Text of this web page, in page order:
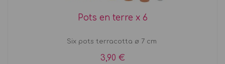
Pots en terre x 6
Six pots terracotta ø 7 cm
3,90 €